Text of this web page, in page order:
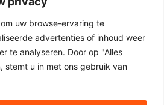
uw browse-ervaring te
advertenties of inhoud weer
te analyseren. Door op "Alles
stemt u in met ons gebruik van
cm